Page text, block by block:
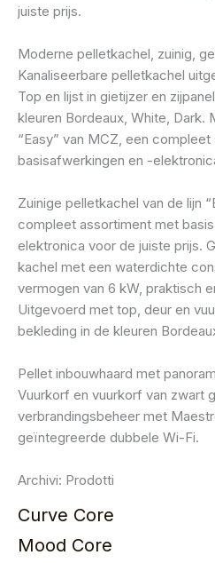
juiste prijs.
Moderne pelletkachel, zuinig,
Kanaliseerbare pelletkachel
Top en lijst in gietijzer en
kleuren Bordeaux, White, Dark.
“Easy” van MCZ, een
basisafwerkingen en -
Zuinige pelletkachel van de lijn
compleet assortiment met
elektronica voor de juiste prijs.
kachel met een waterdichte
vermogen van 6 kW, praktisch
Uitgevoerd met top, deur en
bekleding in de kleuren
Pellet inbouwhaard met
Vuurkorf en vuurkorf van zwart
verbrandingsbeheer met
geïntegreerde dubbele Wi-Fi.
Archivi: Prodotti
Curve Core
Mood Core